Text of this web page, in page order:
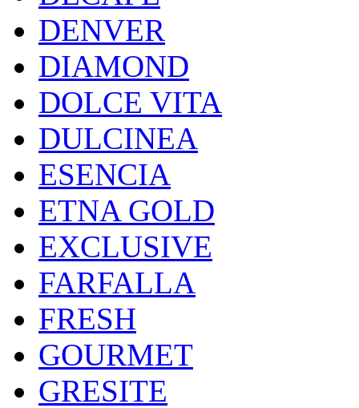
DENVER
DIAMOND
DOLCE VITA
DULCINEA
ESENCIA
ETNA GOLD
EXCLUSIVE
FARFALLA
FRESH
GOURMET
GRESITE